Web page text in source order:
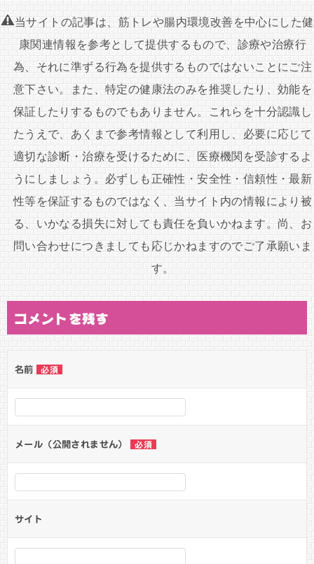
ナ
ゲ
ー
シ
ョ
ン
当サイトの記事は、筋トレや腸内環境改善を中心にした健
康関連情報を参考として提供するもので、診療や治療行
為、それに準ずる行為を提供するものではないことにご注
意下さい。また、特定の健康法のみを推奨したり、効能を
保証したりするものでもありません。これらを十分認識し
たうえで、あくまで参考情報として利用し、必要に応じて
適切な診断・治療を受けるために、医療機関を受診するよ
うにしましょう。必ずしも正確性・安全性・信頼性・最新
性等を保証するものではなく、当サイト内の情報により被
る、いかなる損失に対しても責任を負いかねます。尚、お
問い合わせにつきましても応じかねますのでご了承願いま
す。
コメントを残す
名前 必須
メール（公開されません） 必須
サイト